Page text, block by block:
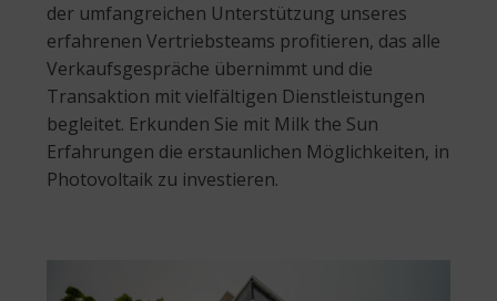
der umfangreichen Unterstützung unseres
erfahrenen Vertriebsteams profitieren, das alle
Verkaufsgespräche übernimmt und die
Transaktion mit vielfältigen Dienstleistungen
begleitet. Erkunden Sie mit Milk the Sun
Erfahrungen die erstaunlichen Möglichkeiten, in
Photovoltaik zu investieren.